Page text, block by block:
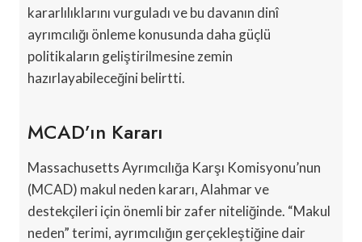
kararlılıklarını vurguladı ve bu davanın dinî
ayrımcılığı önleme konusunda daha güçlü
politikaların geliştirilmesine zemin
hazırlayabileceğini belirtti.
MCAD’ın Kararı
Massachusetts Ayrımcılığa Karşı Komisyonu’nun
(MCAD) makul neden kararı, Alahmar ve
destekçileri için önemli bir zafer niteliğinde. “Makul
neden” terimi, ayrımcılığın gerçekleştiğine dair